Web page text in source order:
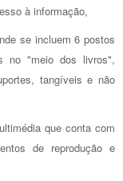
à informação,
se incluem 6 postos
no "meio dos livros",
tangíveis e não
que conta com
de reprodução e